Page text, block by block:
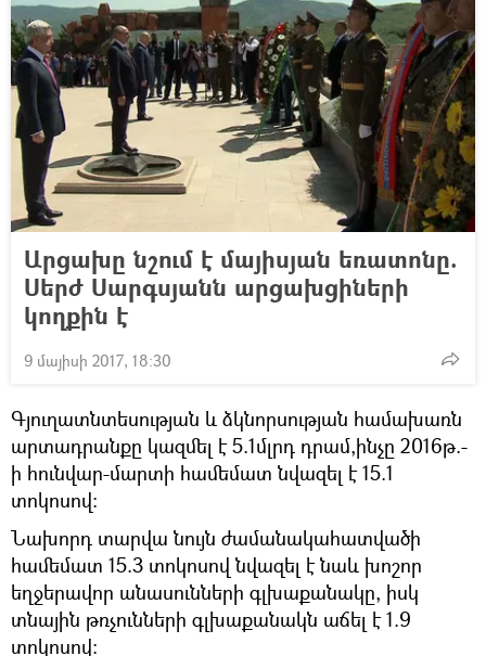
Արցախը նշում է մայիսյան եռատոնը.
Սերժ Սարգսյանն արցախցիների
կողքին է
9 մայիսի 2017, 18:30
Գյուղատնտեսության և ձկնորսության համախառն
արտադրանքը կազմել է 5.1մլրդ դրամ,ինչը 2016թ.-
ի հունվար-մարտի համեմատ նվազել է 15.1
տոկոսով:
Նախորդ տարվա նույն ժամանակահատվածի
համեմատ 15.3 տոկոսով նվազել է նաև խոշոր
եղջերավոր անասունների գլխաքանակը, իսկ
տնային թռչունների գլխաքանակն աճել է 1.9
տոկոսով: